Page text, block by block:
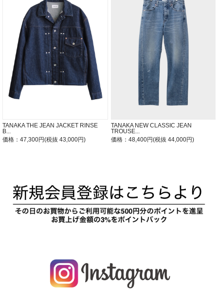
TANAKA THE JEAN JACKET RINSE
B...
価格：47,300円(税抜 43,000円)
TANAKA NEW CLASSIC JEAN
TROUSE...
価格：48,400円(税抜 44,000円)